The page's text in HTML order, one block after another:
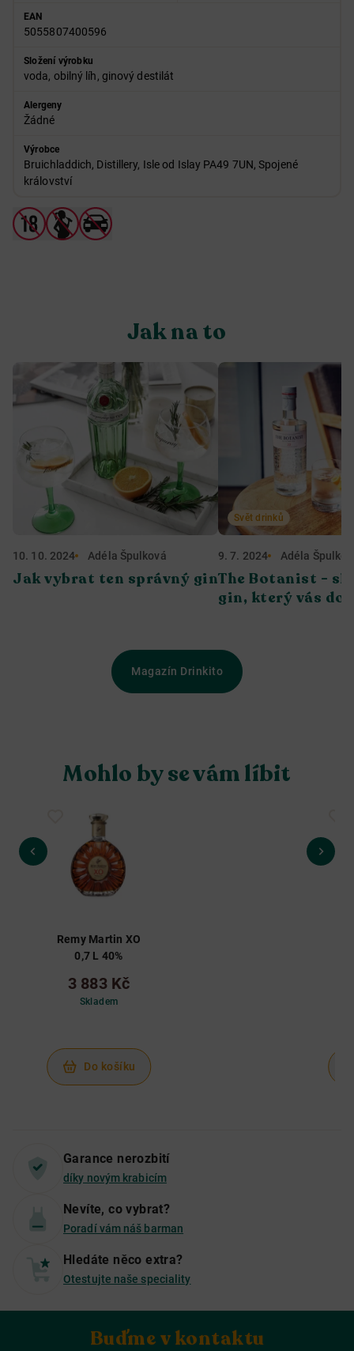
EAN
5055807400596
Složení výrobku
voda, obilný líh, ginový destilát
Alergeny
Žádné
Výrobce
Bruichladdich, Distillery, Isle od Islay PA49 7UN, Spojené
království
Jak na to
10. 10. 2024 Adéla Špulková
Jak vybrat ten správný gin
Svět drinků
9. 7. 2024 Adéla
The Botanist -
gin, který vás
Magazín Drinkito
Mohlo by se vám líbit
Remy Martin XO
0,7 L 40%
3 883 Kč
Skladem
Do košíku
Garance nerozbití
díky novým krabicím
Nevíte, co vybrat?
Poradí vám náš barman
Hledáte něco extra?
Otestujte naše speciality
Buďme v kontaktu